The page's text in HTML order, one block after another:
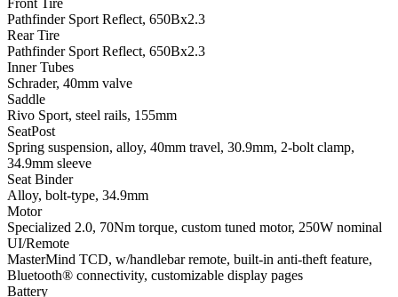
Pathfinder Sport Reflect, 650Bx2.3
Rear Tire
Pathfinder Sport Reflect, 650Bx2.3
Inner Tubes
Schrader, 40mm valve
Saddle
Rivo Sport, steel rails, 155mm
SeatPost
Spring suspension, alloy, 40mm travel, 30.9mm, 2-bolt clamp,
34.9mm sleeve
Seat Binder
Alloy, bolt-type, 34.9mm
Motor
Specialized 2.0, 70Nm torque, custom tuned motor, 250W nominal
UI/Remote
MasterMind TCD, w/handlebar remote, built-in anti-theft feature,
Bluetooth® connectivity, customizable display pages
Battery